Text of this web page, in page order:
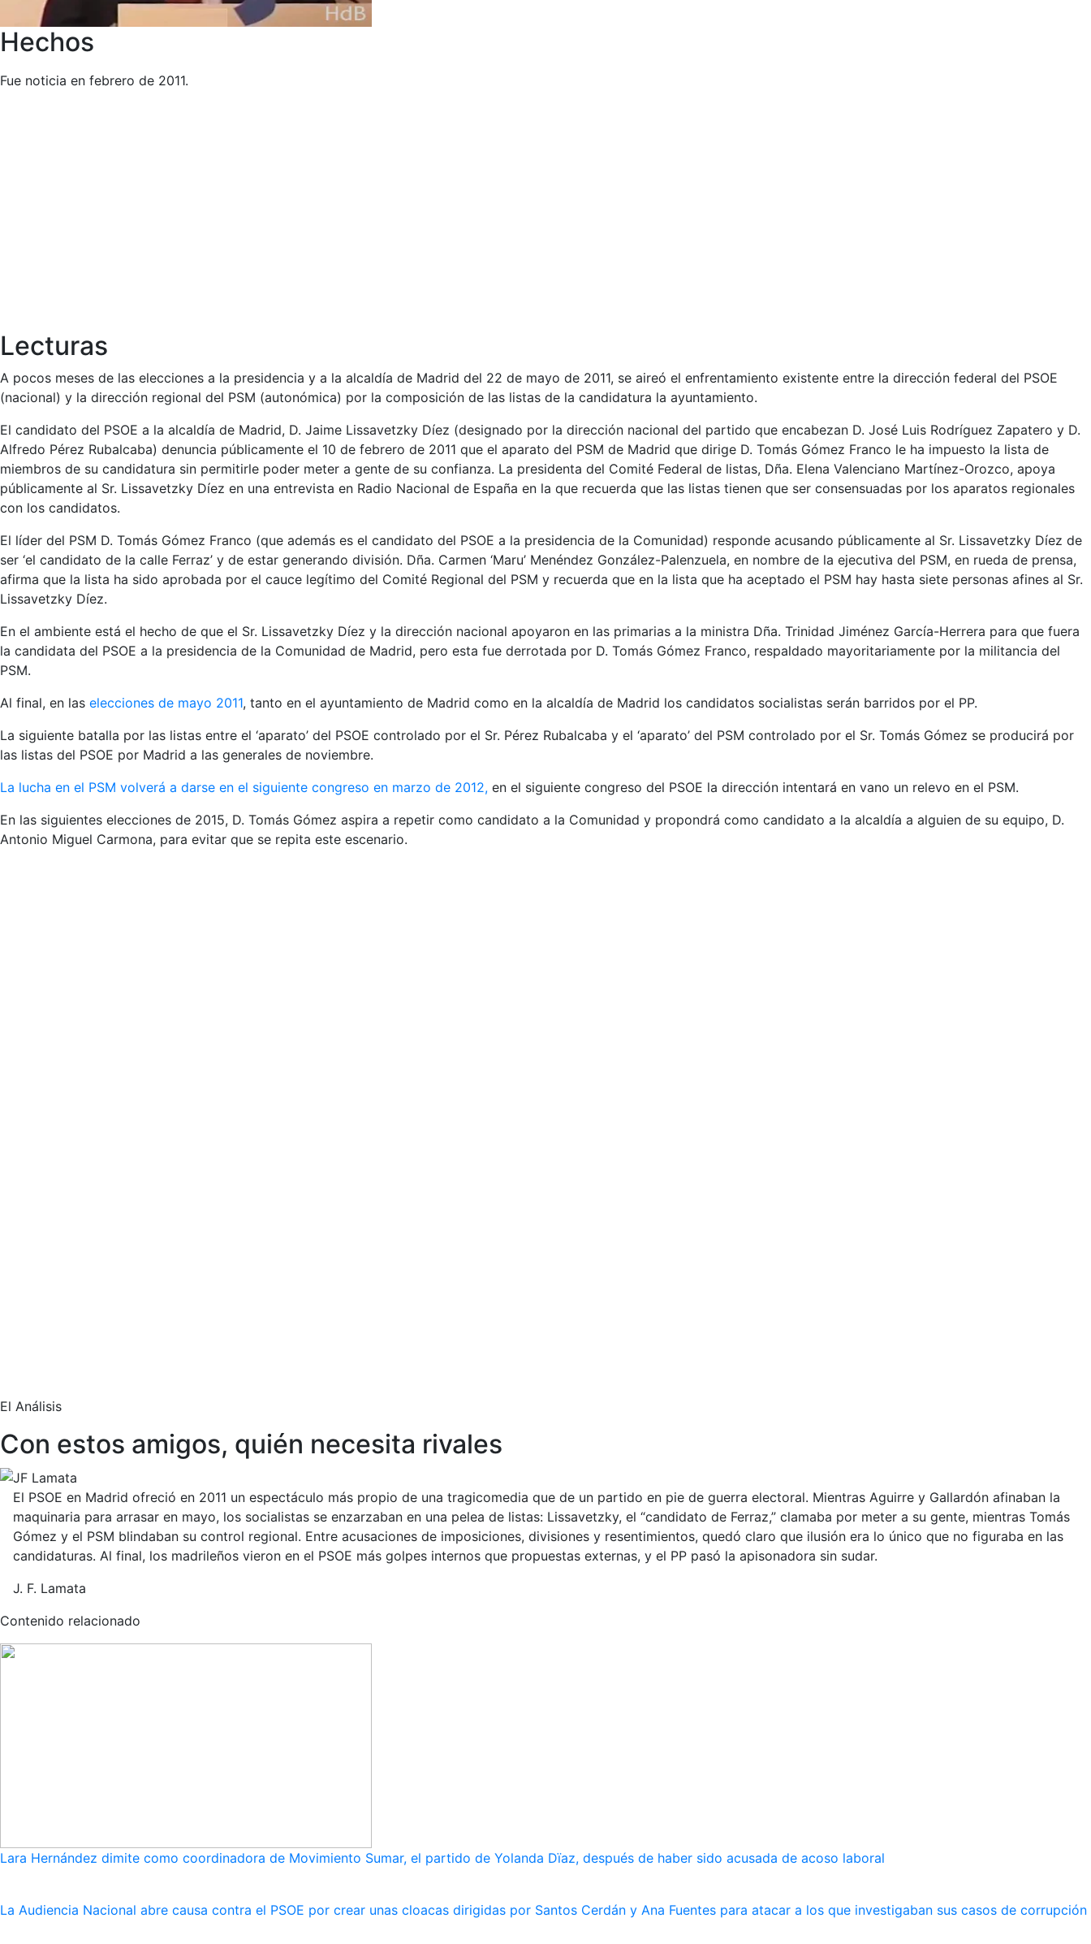
Hechos
Fue noticia en febrero de 2011.
Lecturas
A pocos meses de las elecciones a la presidencia y a la alcaldía de Madrid del 22 de mayo de 2011, se aireó el enfrentamiento existente entre la dirección federal del PSOE
(nacional) y la dirección regional del PSM (autonómica) por la composición de las listas de la candidatura la ayuntamiento.
El candidato del PSOE a la alcaldía de Madrid, D. Jaime Lissavetzky Díez (designado por la dirección nacional del partido que encabezan D. José Luis Rodríguez Zapatero y D.
Alfredo Pérez Rubalcaba) denuncia públicamente el 10 de febrero de 2011 que el aparato del PSM de Madrid que dirige D. Tomás Gómez Franco le ha impuesto la lista de
miembros de su candidatura sin permitirle poder meter a gente de su confianza. La presidenta del Comité Federal de listas, Dña. Elena Valenciano Martínez-Orozco, apoya
públicamente al Sr. Lissavetzky Díez en una entrevista en Radio Nacional de España en la que recuerda que las listas tienen que ser consensuadas por los aparatos regionales
con los candidatos.
El líder del PSM D. Tomás Gómez Franco (que además es el candidato del PSOE a la presidencia de la Comunidad) responde acusando públicamente al Sr. Lissavetzky Díez de
ser ‘el candidato de la calle Ferraz’ y de estar generando división. Dña. Carmen ‘Maru’ Menéndez González-Palenzuela, en nombre de la ejecutiva del PSM, en rueda de prensa,
afirma que la lista ha sido aprobada por el cauce legítimo del Comité Regional del PSM y recuerda que en la lista que ha aceptado el PSM hay hasta siete personas afines al Sr.
Lissavetzky Díez.
En el ambiente está el hecho de que el Sr. Lissavetzky Díez y la dirección nacional apoyaron en las primarias a la ministra Dña. Trinidad Jiménez García-Herrera para que fuera
la candidata del PSOE a la presidencia de la Comunidad de Madrid, pero esta fue derrotada por D. Tomás Gómez Franco, respaldado mayoritariamente por la militancia del
PSM.
Al final, en las elecciones de mayo 2011, tanto en el ayuntamiento de Madrid como en la alcaldía de Madrid los candidatos socialistas serán barridos por el PP.
La siguiente batalla por las listas entre el ‘aparato’ del PSOE controlado por el Sr. Pérez Rubalcaba y el ‘aparato’ del PSM controlado por el Sr. Tomás Gómez se producirá por
las listas del PSOE por Madrid a las generales de noviembre.
La lucha en el PSM volverá a darse en el siguiente congreso en marzo de 2012, en el siguiente congreso del PSOE la dirección intentará en vano un relevo en el PSM.
En las siguientes elecciones de 2015, D. Tomás Gómez aspira a repetir como candidato a la Comunidad y propondrá como candidato a la alcaldía a alguien de su equipo, D.
Antonio Miguel Carmona, para evitar que se repita este escenario.
El Análisis
Con estos amigos, quién necesita rivales
El PSOE en Madrid ofreció en 2011 un espectáculo más propio de una tragicomedia que de un partido en pie de guerra electoral. Mientras Aguirre y Gallardón afinaban la
maquinaria para arrasar en mayo, los socialistas se enzarzaban en una pelea de listas: Lissavetzky, el “candidato de Ferraz,” clamaba por meter a su gente, mientras Tomás
Gómez y el PSM blindaban su control regional. Entre acusaciones de imposiciones, divisiones y resentimientos, quedó claro que ilusión era lo único que no figuraba en las
candidaturas. Al final, los madrileños vieron en el PSOE más golpes internos que propuestas externas, y el PP pasó la apisonadora sin sudar.
J. F. Lamata
Contenido relacionado
Lara Hernández dimite como coordinadora de Movimiento Sumar, el partido de Yolanda Dïaz, después de haber sido acusada de acoso laboral
La Audiencia Nacional abre causa contra el PSOE por crear unas cloacas dirigidas por Santos Cerdán y Ana Fuentes para atacar a los que investigaban sus casos de corrupción